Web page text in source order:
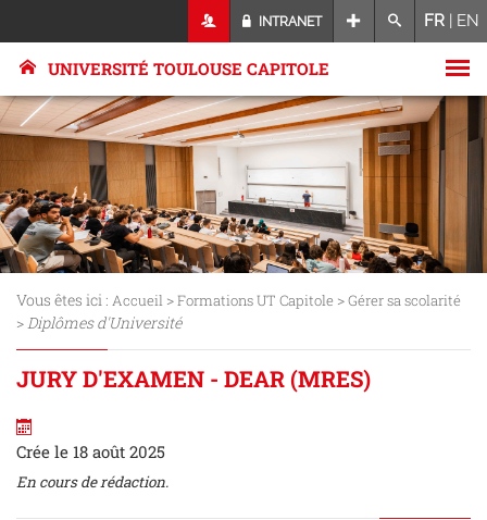
INTRANET FR | EN
UNIVERSITÉ TOULOUSE CAPITOLE
Vous êtes ici : Accueil >Formations UT Capitole >Gérer sa scolarité
>Diplômes d'Université
JURY D'EXAMEN - DEAR (MRES)
Crée le 18 août 2025
En cours de rédaction.